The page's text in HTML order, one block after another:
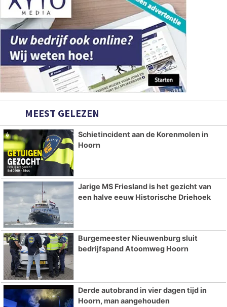
MEEST GELEZEN
Schietincident aan de Korenmolen in
Hoorn
Jarige MS Friesland is het gezicht van
een halve eeuw Historische Driehoek
Burgemeester Nieuwenburg sluit
bedrijfspand Atoomweg Hoorn
Derde autobrand in vier dagen tijd in
Hoorn, man aangehouden